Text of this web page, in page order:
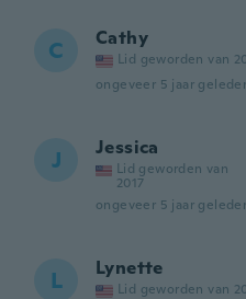
C Cathy
Lid geworden van
ongeveer 5 jaar
J Jessica
Lid geworden van
2017
ongeveer 5 jaar
L Lynette
Lid geworden van